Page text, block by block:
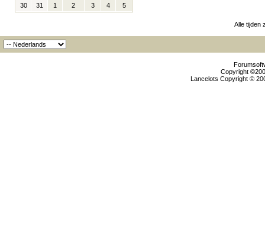
30
31 1 2 3 4 5
Alle tijden
Copyright
Lancelots Copyright ©